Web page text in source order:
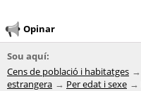
Opinar
Sou aquí:
Cens de població i habitatges
estrangera
Per edat i sexe